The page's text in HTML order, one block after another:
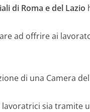
di Roma e del Lazio
ad offrire ai
di una Camera
sia tramite